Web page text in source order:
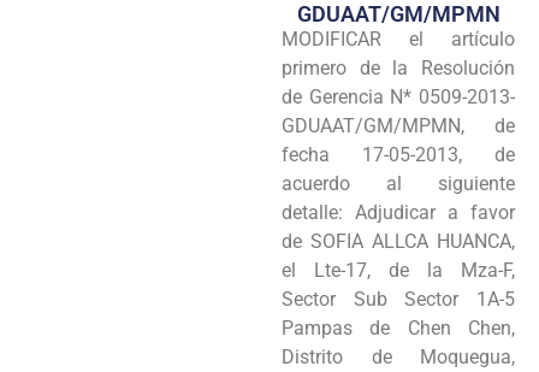
Seguridad
Programas
Intranet
GDUAAT/GM/MPMN
MODIFICAR el artículo
primero de la Resolución
de Gerencia N* 0509-2013-
GDUAAT/GM/MPMN, de
fecha 17-05-2013, de
acuerdo al siguiente
detalle: Adjudicar a favor
de SOFIA ALLCA HUANCA,
el Lte-17, de la Mza-F,
Sector Sub Sector 1A-5
Pampas de Chen Chen,
Distrito de Moquegua,